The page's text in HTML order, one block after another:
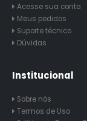
Acesse sua conta
Meus pedidos
Suporte técnico
Dúvidas
Institucional
Sobre nós
Termos de Uso